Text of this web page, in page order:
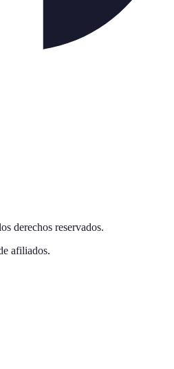
derechos reservados.
afiliados.